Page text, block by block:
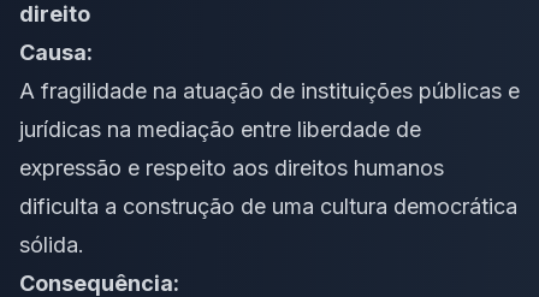
direito
Causa:
A fragilidade na atuação de instituições públicas e
jurídicas na mediação entre liberdade de
expressão e respeito aos direitos humanos
dificulta a construção de uma cultura democrática
sólida.
Consequência: